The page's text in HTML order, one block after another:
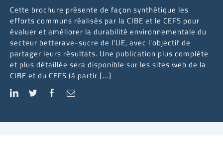
Cette brochure présente de façon synthétique les
efforts communs réalisés par la CIBE et le CEFS pour
évaluer et améliorer la durabilité environnementale du
secteur betterave-sucre de l'UE, avec l'objectif de
partager leurs résultats. Une publication plus complète
et plus détaillée sera disponible sur les sites web de la
CIBE et du CEFS (à partir […]